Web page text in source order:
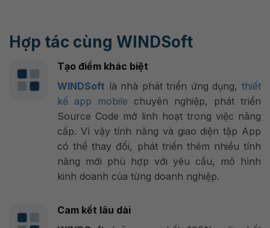
Hợp tác cùng WINDSoft
Tạo điểm khác biệt
WINDSoft là nhà phát triển ứng dụng, thiết
kế app mobile chuyên nghiệp, phát triển
Source Code mở linh hoạt trong việc nâng
cấp. Vì vậy tính năng và giao diện tập App
có thể thay đổi, phát triển thêm nhiều tính
năng mới phù hợp với yêu cầu, mô hình
kinh doanh của từng doanh nghiệp.
Cam kết lâu dài